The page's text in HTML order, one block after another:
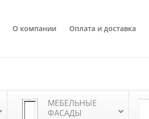
О компании Оплата и доставка
МЕБЕЛЬНЫЕ
ФАСАДЫ